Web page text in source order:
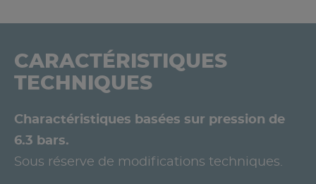
CARACTÉRISTIQUES
TECHNIQUES
Charactéristiques basées sur pression de
6.3 bars.
Sous réserve de modifications techniques.